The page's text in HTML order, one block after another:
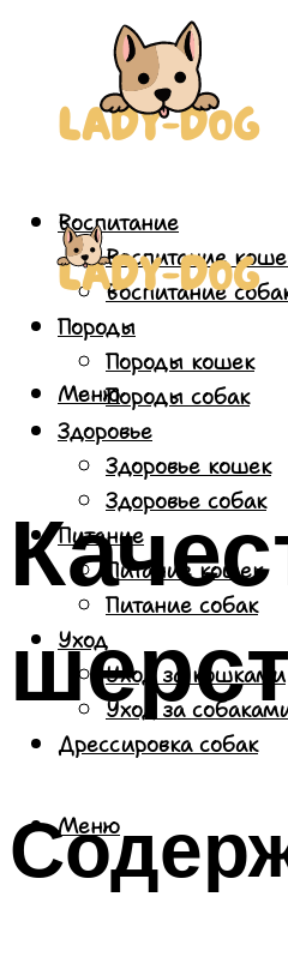
Воспитание
Воспитание
Воспитание
Породы
Породы кошек
Породы собак
Здоровье
Здоровье кошек
Здоровье собак
Питание
Питание кошек
Питание собак
Уход
Уход за кошками
Уход за
Дрессировка собак
Меню
Меню